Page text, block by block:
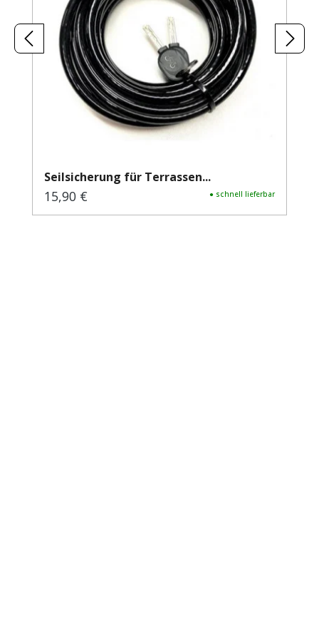
Seilsicherung für Terrassen...
Regulärer Preis:
15,90 € ● schnell lieferbar